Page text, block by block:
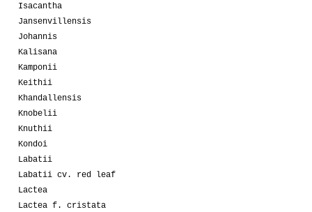
Isacantha
Jansenvillensis
Johannis
Kalisana
Kamponii
Keithii
Khandallensis
Knobelii
Knuthii
Kondoi
Labatii
Labatii cv. red leaf
Lactea
Lactea f. cristata